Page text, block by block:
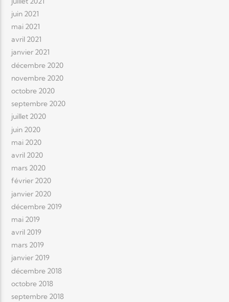
juin 2021
mai 2021
avril 2021
janvier 2021
décembre 2020
novembre 2020
octobre 2020
septembre 2020
juillet 2020
juin 2020
mai 2020
avril 2020
mars 2020
février 2020
janvier 2020
décembre 2019
mai 2019
avril 2019
mars 2019
janvier 2019
décembre 2018
octobre 2018
septembre 2018